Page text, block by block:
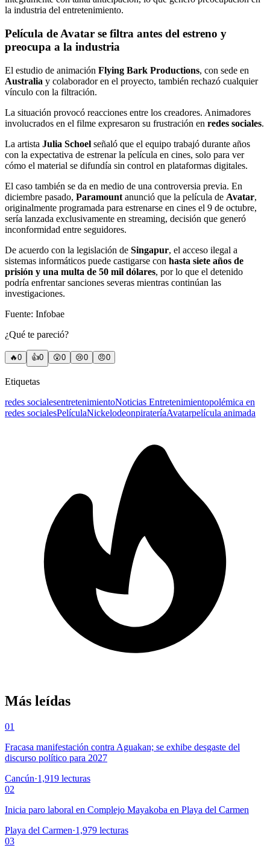
la industria del entretenimiento.
Película de Avatar se filtra antes del estreno y
preocupa a la industria
El estudio de animación Flying Bark Productions, con sede en
Australia y colaborador en el proyecto, también rechazó cualquier
vínculo con la filtración.
La situación provocó reacciones entre los creadores. Animadores
involucrados en el filme expresaron su frustración en redes sociales.
La artista Julia Schoel señaló que el equipo trabajó durante años
con la expectativa de estrenar la película en cines, solo para ver
cómo el material se difundía sin control en plataformas digitales.
El caso también se da en medio de una controversia previa. En
diciembre pasado, Paramount anunció que la película de Avatar,
originalmente programada para estrenarse en cines el 9 de octubre,
sería lanzada exclusivamente en streaming, decisión que generó
inconformidad entre seguidores.
De acuerdo con la legislación de Singapur, el acceso ilegal a
sistemas informáticos puede castigarse con hasta siete años de
prisión y una multa de 50 mil dólares, por lo que el detenido
podría enfrentar sanciones severas mientras continúan las
investigaciones.
Fuente: Infobae
¿Qué te pareció?
🔥0 👍0 😲0 😢0 😠0
Etiquetas
redes socialesentretenimientoNoticias Entretenimientopolémica en
redes socialesPelículaNickelodeonpirateríaAvatarpelícula animada
Más leídas
01
Fracasa manifestación contra Aguakan; se exhibe desgaste del
discurso político para 2027
Cancún·1,919 lecturas
02
Inicia paro laboral en Complejo Mayakoba en Playa del Carmen
Playa del Carmen·1,979 lecturas
03